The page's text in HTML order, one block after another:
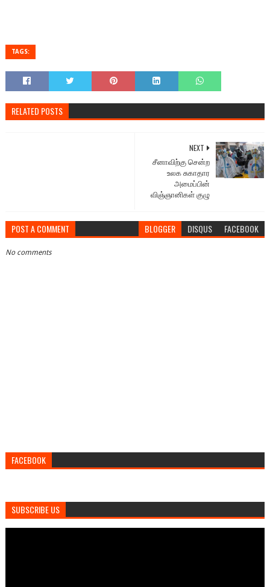
TAGS:
RELATED POSTS
NEXT
சீனாவிற்கு சென்ற
உலக சுகாதார
அமைப்பின்
விஞ்ஞானிகள் குழு
POST A COMMENT BLOGGER DISQUS FACEBOOK
No comments
FACEBOOK
SUBSCRIBE US